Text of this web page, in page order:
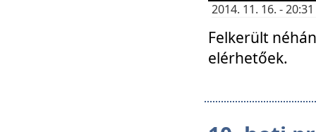
2014. 11. 16. -
Felkerült
elérhetőek.